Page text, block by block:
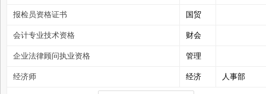
报检员资格证书 国贸
会计专业技术资格 财会
企业法律顾问执业资格 管理
经济师 经济 人事部